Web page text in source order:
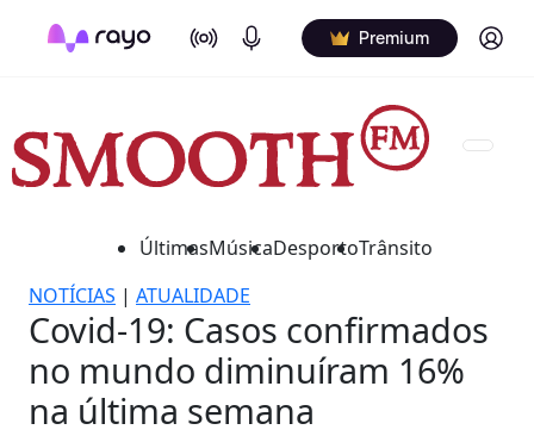
On Air Podcasts Premium Log in
ÚltimasMúsicaDesportoTrânsito
NOTÍCIAS | ATUALIDADE
Covid-19: Casos confirmados
no mundo diminuíram 16%
na última semana